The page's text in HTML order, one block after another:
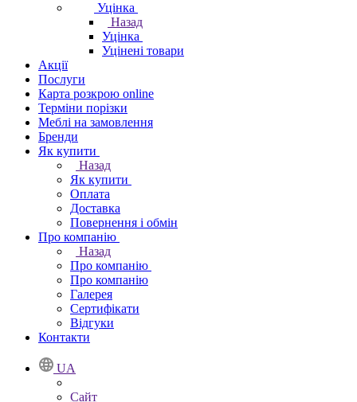
Уцінка
Назад
Уцінка
Уцінені товари
Акції
Послуги
Карта розкрою online
Терміни порізки
Меблі на замовлення
Бренди
Як купити
Назад
Як купити
Оплата
Доставка
Повернення і обмін
Про компанію
Назад
Про компанію
Про компанію
Галерея
Сертифікати
Відгуки
Контакти
UA
Сайт